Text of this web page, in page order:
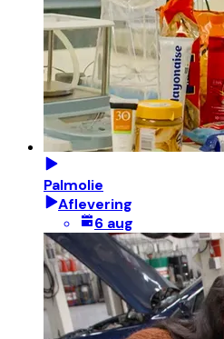
Palmolie
Aflevering
6 aug